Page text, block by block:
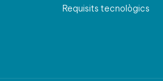
Requisits tecnològics